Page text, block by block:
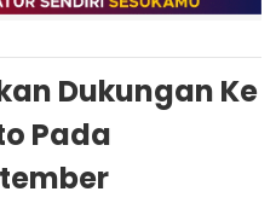
Dukungan Ke
Pada